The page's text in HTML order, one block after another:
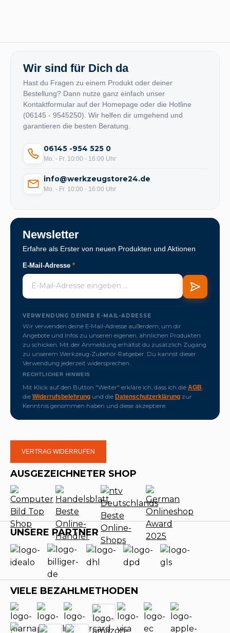
Wir sind für Dich da
Hast du Fragen zu einem Produkt oder deiner
Bestellung? Dann nutze ganz einfach unser
Kontaktformular auf der Homepage oder die Hotline
(06145 - 9545250). Wir helfen dir umgehend und
garantieren die besten Beratung.
06145 -954 525 0
Mo. - Fr. 10:00 - 16:00 Uhr
info@werkzeugstore24.de
Mo. - Fr. 10:00 - 16:00 Uhr
Newsletter
Erfahre als Erster von neuen Produkten und Aktionen
E-Mail-Adresse *
VERWENDUNG DEINER E-MAIL-ADRESSE
Wir verwenden deine E-Mail-Adresse außerdem, um dir
Angebote und Infos zu unseren eigenen, ähnlichen Produkten
zu schicken. Mit der Anmeldung erhältst du zusätzlich Zugang
zu unserem Werkzeug-Zubehör-Ratgeber. Du kannst dieser
Verwendung jederzeit widersprechen.
RECHTLICHER HINWEIS
Mit Klick auf den Button "Weiter" erkläre ich, dass ich die AGB
die Widerrufsbelehrung und die Datenschutzerklärung zur
Kenntnis genommen haben und diese akzeptiere.
VERTRAG WIDERRUFEN
AUSGEZEICHNETER SHOP
UNSERE PARTNER
VIELE BEZAHLMETHODEN